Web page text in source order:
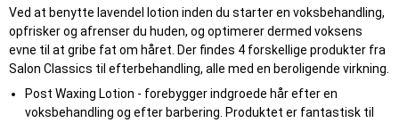
Ved at benytte lavendel lotion inden du starter en voksbehandling,
opfrisker og afrenser du huden, og optimerer dermed voksens
evne til at gribe fat om håret. Der findes 4 forskellige produkter fra
Salon Classics til efterbehandling, alle med en beroligende virkning.
Post Waxing Lotion - forebygger indgroede hår efter en
voksbehandling og efter barbering. Produktet er fantastisk til